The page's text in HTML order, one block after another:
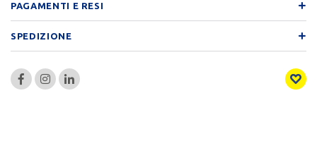
PAGAMENTI E RESI
SPEDIZIONE